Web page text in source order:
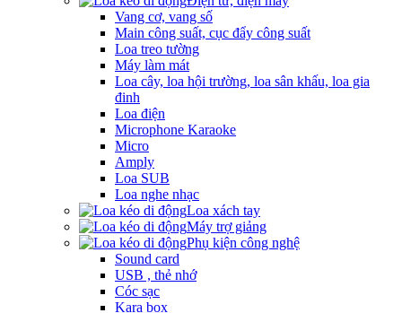
Vang cơ, vang số
Main công suất, cục đẩy công suất
Loa treo tường
Máy làm mát
Loa cây, loa hội trường, loa sân khấu, loa gia
đinh
Loa điện
Microphone Karaoke
Micro
Amply
Loa SUB
Loa nghe nhạc
Loa xách tay
Máy trợ giảng
Phụ kiện công nghệ
Sound card
USB , thẻ nhớ
Cóc sạc
Kara box